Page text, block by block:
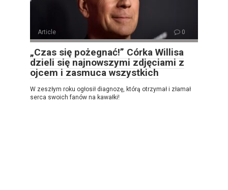
Article 0
„Czas się pożegnać!” Córka Willisa
dzieli się najnowszymi zdjęciami z
ojcem i zasmuca wszystkich
W zeszłym roku ogłosił diagnozę, którą otrzymał i złamał
serca swoich fanów na kawałki!